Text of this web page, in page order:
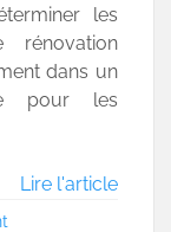
les
dans un
pour les
Lire l'article